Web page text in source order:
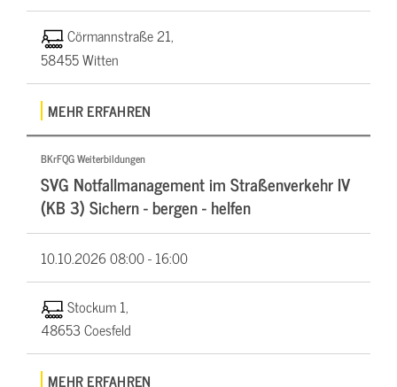
Cörmannstraße 21,
58455 Witten
MEHR ERFAHREN
BKrFQG Weiterbildungen
SVG Notfallmanagement im Straßenverkehr IV
(KB 3) Sichern - bergen - helfen
10.10.202608:00 - 16:00
Stockum 1,
48653 Coesfeld
MEHR ERFAHREN